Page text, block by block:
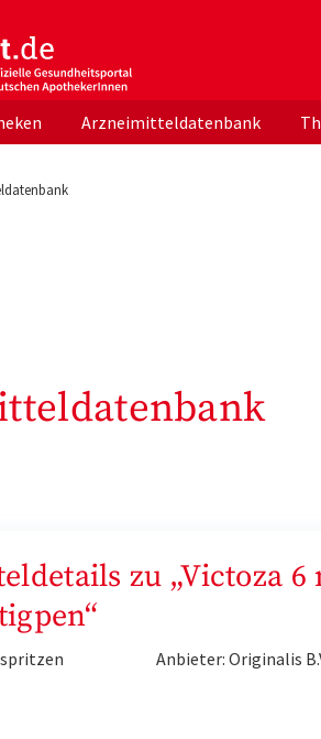
Gesundheitsportal der deutschen
Arzneimitteldatenbank
zu „Victoza
Anbieter: Originalis